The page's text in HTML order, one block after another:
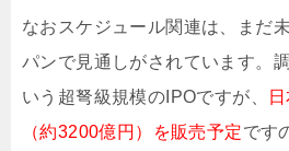
なおスケジュール関連は、まだ
パンで見通しがされています。
いう超弩級規模のIPOですが、
（約3200億円）を販売予定です